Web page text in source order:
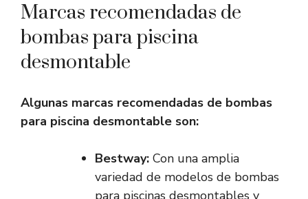
Marcas recomendadas de
bombas para piscina
desmontable
Algunas marcas recomendadas de bombas
para piscina desmontable son:
Bestway: Con una amplia
variedad de modelos de bombas